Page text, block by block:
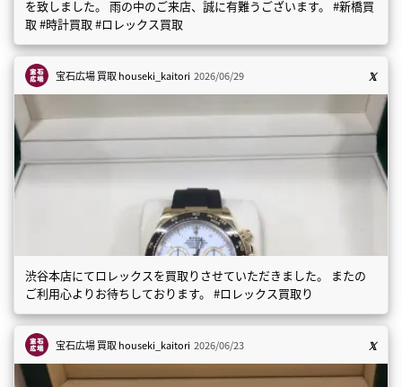
を致しました。 雨の中のご来店、誠に有難うございます。 #新橋買
取 #時計買取 #ロレックス買取
宝石広場 買取houseki_kaitori 2026/06/29
渋谷本店にてロレックスを買取りさせていただきました。 またの
ご利用心よりお待ちしております。 #ロレックス買取り
宝石広場 買取houseki_kaitori 2026/06/23